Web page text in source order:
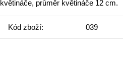
květináče, průměr květináče 12 cm.
Kód zboží: 039